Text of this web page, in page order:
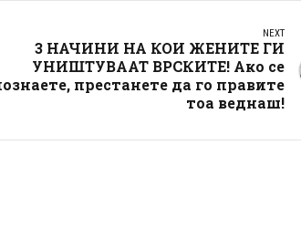
NEXT
3 НАЧИНИ НА КОИ ЖЕНИТЕ ГИ
УНИШТУВААТ ВРСКИТЕ! Ако се
престанете да го правите
тоа веднаш!